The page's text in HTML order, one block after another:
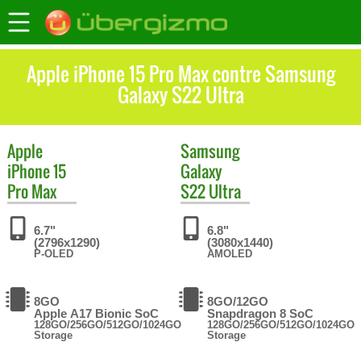
Apple iPhone 15 Pro Max contre Samsung
Galaxy S22 Ultra
Apple
iPhone 15
Pro Max
6.7"
(2796x1290)
P-OLED
8GO
Apple A17 Bionic SoC
128GO/256GO/512GO/1024GO
Storage
Samsung
Galaxy
S22 Ultra
6.8"
(3080x1440)
AMOLED
8GO/12GO
Snapdragon 8 SoC
128GO/256GO/512GO/1024GO
Storage